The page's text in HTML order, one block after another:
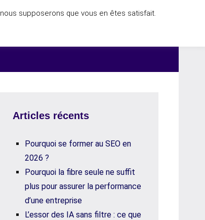
Articles récents
Pourquoi se former au SEO en
2026 ?
Pourquoi la fibre seule ne suffit
plus pour assurer la performance
d’une entreprise
L’essor des IA sans filtre : ce que
supposerons que vous en êtes satisfait.